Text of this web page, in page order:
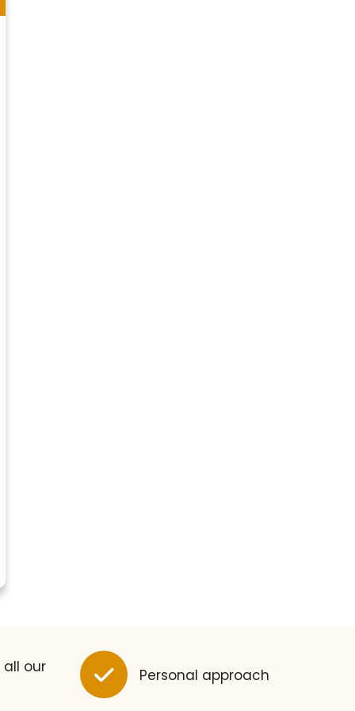
our
Personal approach